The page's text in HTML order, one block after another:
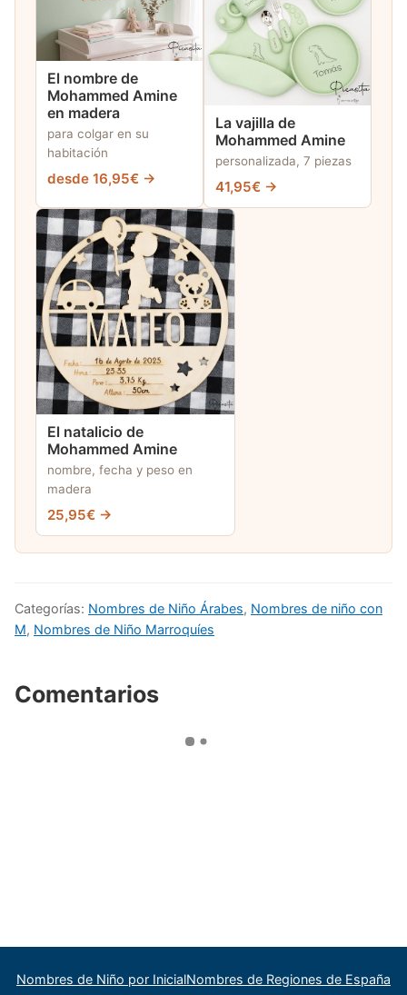
El nombre de
Mohammed Amine
en madera
para colgar en su
habitación
desde 16,95€ →
La vajilla de
Mohammed Amine
personalizada, 7 piezas
41,95€ →
El natalicio de
Mohammed Amine
nombre, fecha y peso en
madera
25,95€ →
Categorías: Nombres de Niño Árabes, Nombres de niño con
M, Nombres de Niño Marroquíes
Comentarios
Nombres de Niño por InicialNombres de Regiones de España